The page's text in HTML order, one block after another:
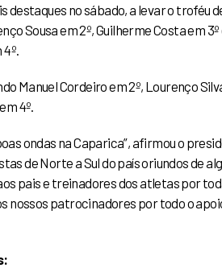
destaques no sábado, a levar o troféu
Sousa em 2º, Guilherme Costa em 3º
Manuel Cordeiro em 2º, Lourenço
4º.
ondas na Caparica”, afirmou o
de Norte a Sul do país oriundos de
pais e treinadores dos atletas por
nossos patrocinadores por todo o